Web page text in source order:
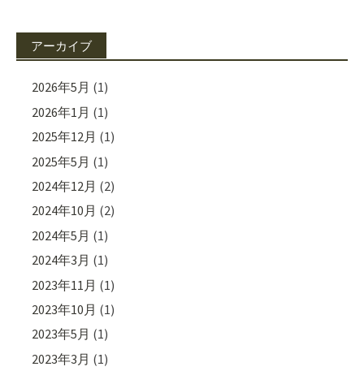
アーカイブ
2026年5月 (1)
2026年1月 (1)
2025年12月 (1)
2025年5月 (1)
2024年12月 (2)
2024年10月 (2)
2024年5月 (1)
2024年3月 (1)
2023年11月 (1)
2023年10月 (1)
2023年5月 (1)
2023年3月 (1)